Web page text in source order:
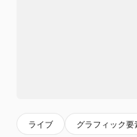
ライブ グラフィック要